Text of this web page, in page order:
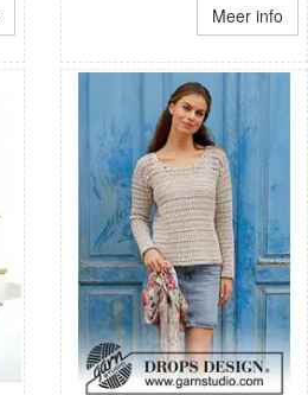
Meer info